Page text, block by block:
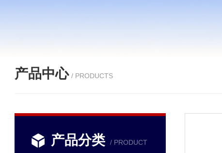
产品中心 / PRODUCTS
产品分类 / PRODUCT